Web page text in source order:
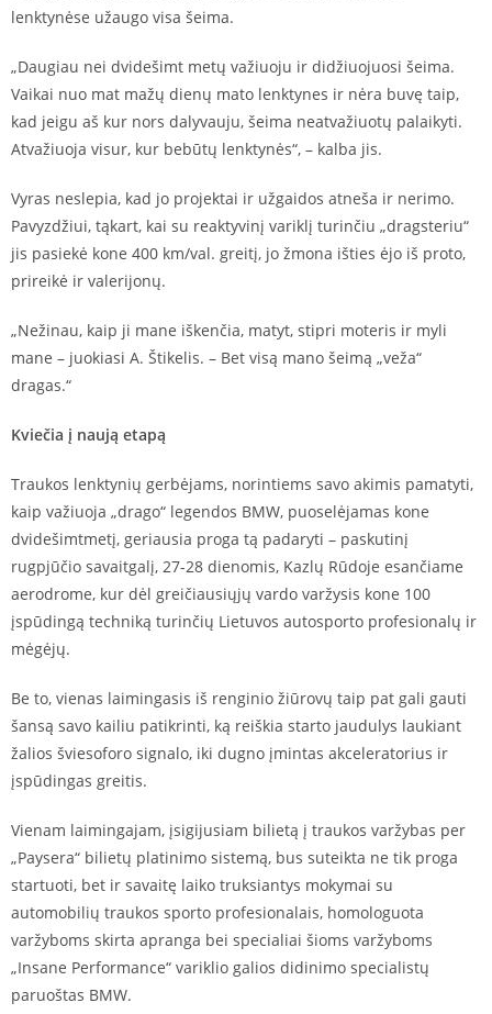
lenktynėse užaugo visa šeima.
„Daugiau nei dvidešimt metų važiuoju ir didžiuojuosi šeima.
Vaikai nuo mat mažų dienų mato lenktynes ir nėra buvę taip,
kad jeigu aš kur nors dalyvauju, šeima neatvažiuotų palaikyti.
Atvažiuoja visur, kur bebūtų lenktynės“, – kalba jis.
Vyras neslepia, kad jo projektai ir užgaidos atneša ir nerimo.
Pavyzdžiui, tąkart, kai su reaktyvinį variklį turinčiu „dragsteriu“
jis pasiekė kone 400 km/val. greitį, jo žmona išties ėjo iš proto,
prireikė ir valerijonų.
„Nežinau, kaip ji mane iškenčia, matyt, stipri moteris ir myli
mane – juokiasi A. Štikelis. – Bet visą mano šeimą „veža“
dragas.“
Kviečia į naują etapą
Traukos lenktynių gerbėjams, norintiems savo akimis pamatyti,
kaip važiuoja „drago“ legendos BMW, puoselėjamas kone
dvidešimtmetį, geriausia proga tą padaryti – paskutinį
rugpjūčio savaitgalį, 27-28 dienomis, Kazlų Rūdoje esančiame
aerodrome, kur dėl greičiausiųjų vardo varžysis kone 100
įspūdingą techniką turinčių Lietuvos autosporto profesionalų ir
mėgėjų.
Be to, vienas laimingasis iš renginio žiūrovų taip pat gali gauti
šansą savo kailiu patikrinti, ką reiškia starto jaudulys laukiant
žalios šviesoforo signalo, iki dugno įmintas akceleratorius ir
įspūdingas greitis.
Vienam laimingajam, įsigijusiam bilietą į traukos varžybas per
„Paysera“ bilietų platinimo sistemą, bus suteikta ne tik proga
startuoti, bet ir savaitę laiko truksiantys mokymai su
automobilių traukos sporto profesionalais, homologuota
varžyboms skirta apranga bei specialiai šioms varžyboms
„Insane Performance“ variklio galios didinimo specialistų
paruoštas BMW.